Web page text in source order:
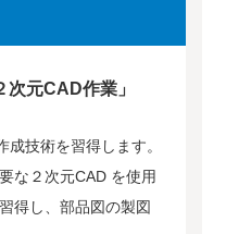
次元CAD作業」
技術を習得します。
な２次元CAD を使用
得し、部品図の製図